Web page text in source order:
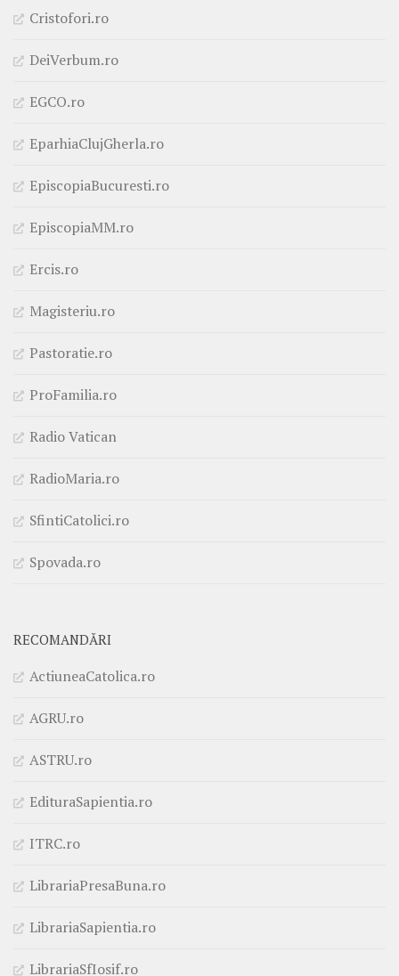
Cristofori.ro
DeiVerbum.ro
EGCO.ro
EparhiaClujGherla.ro
EpiscopiaBucuresti.ro
EpiscopiaMM.ro
Ercis.ro
Magisteriu.ro
Pastoratie.ro
ProFamilia.ro
Radio Vatican
RadioMaria.ro
SfintiCatolici.ro
Spovada.ro
RECOMANDĂRI
ActiuneaCatolica.ro
AGRU.ro
ASTRU.ro
EdituraSapientia.ro
ITRC.ro
LibrariaPresaBuna.ro
LibrariaSapientia.ro
LibrariaSfIosif.ro